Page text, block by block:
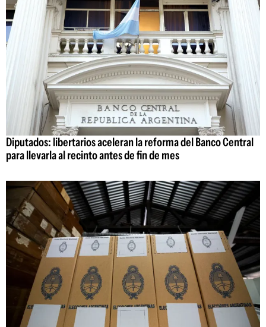
Diputados: libertarios aceleran la reforma del Banco Central
para llevarla al recinto antes de fin de mes